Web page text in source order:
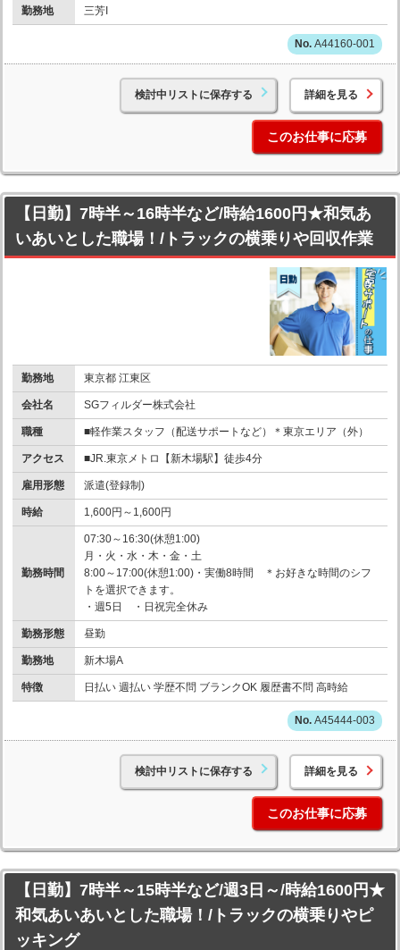
勤務地 三芳I
A44160-001
検討中リストに保存する 詳細を見る
このお仕事に応募
【日勤】7時半～16時半など/時給1600円★和気あ
いあいとした職場！/トラックの横乗りや回収作業
勤務地 東京都 江東区
会社名 SGフィルダー株式会社
職種 ■軽作業スタッフ（配送サポートなど）＊東京エリア（外）
アクセス ■JR.東京メトロ【新木場駅】徒歩4分
雇用形態 派遣(登録制)
時給 1,600円～1,600円
勤務時間
07:30～16:30(休憩1:00)
月・火・水・木・金・土
8:00～17:00(休憩1:00)・実働8時間 ＊お好きな時間のシフ
トを選択できます。
・週5日 ・日祝完全休み
勤務形態 昼勤
勤務地 新木場A
特徴 日払い 週払い 学歴不問 ブランクOK 履歴書不問 高時給
A45444-003
検討中リストに保存する 詳細を見る
このお仕事に応募
【日勤】7時半～15時半など/週3日～/時給1600円★
和気あいあいとした職場！/トラックの横乗りやピ
ッキング